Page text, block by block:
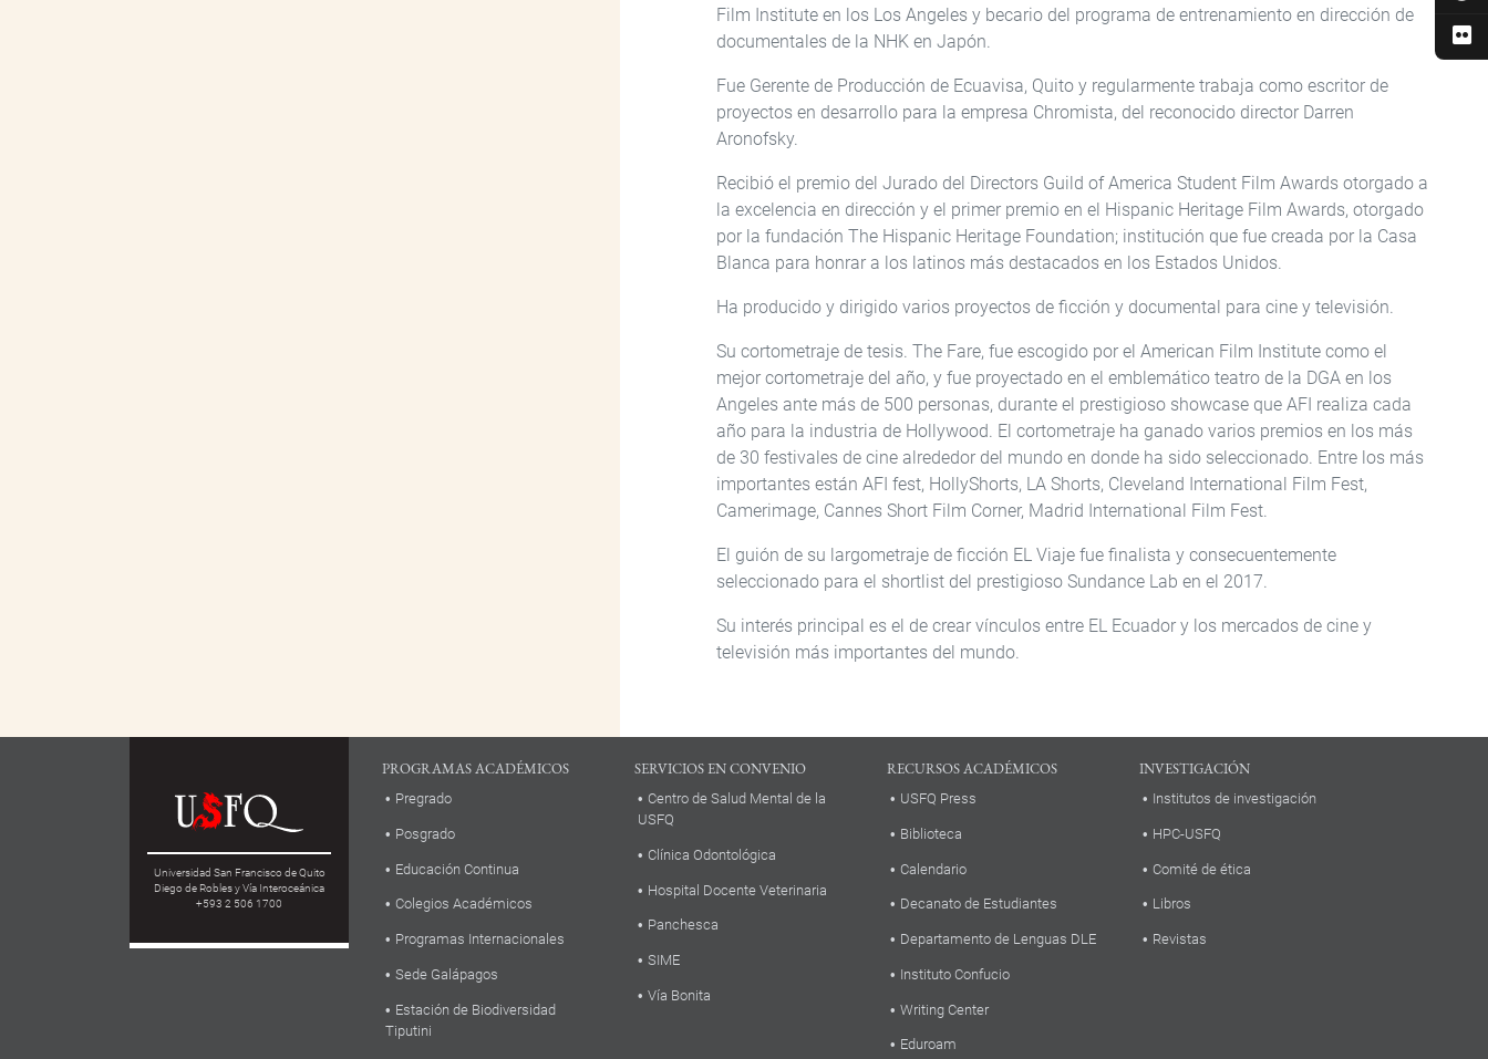
Film Institute en los Los Angeles y becario del programa de entrenamiento en dirección de
documentales de la NHK en Japón.
Fue Gerente de Producción de Ecuavisa, Quito y regularmente trabaja como escritor de
proyectos en desarrollo para la empresa Chromista, del reconocido director Darren
Aronofsky.
Recibió el premio del Jurado del Directors Guild of America Student Film Awards otorgado a
la excelencia en dirección y el primer premio en el Hispanic Heritage Film Awards, otorgado
por la fundación The Hispanic Heritage Foundation; institución que fue creada por la Casa
Blanca para honrar a los latinos más destacados en los Estados Unidos.
Ha producido y dirigido varios proyectos de ficción y documental para cine y televisión.
Su cortometraje de tesis. The Fare, fue escogido por el American Film Institute como el
mejor cortometraje del año, y fue proyectado en el emblemático teatro de la DGA en los
Angeles ante más de 500 personas, durante el prestigioso showcase que AFI realiza cada
año para la industria de Hollywood. El cortometraje ha ganado varios premios en los más
de 30 festivales de cine alrededor del mundo en donde ha sido seleccionado. Entre los más
importantes están AFI fest, HollyShorts, LA Shorts, Cleveland International Film Fest,
Camerimage, Cannes Short Film Corner, Madrid International Film Fest.
El guión de su largometraje de ficción EL Viaje fue finalista y consecuentemente
seleccionado para el shortlist del prestigioso Sundance Lab en el 2017.
Su interés principal es el de crear vínculos entre EL Ecuador y los mercados de cine y
televisión más importantes del mundo.
Universidad San Francisco de Quito
Diego de Robles y Vía Interoceánica
+593 2 506 1700
PROGRAMAS ACADÉMICOS
Pregrado
Posgrado
Educación Continua
Colegios Académicos
Programas Internacionales
Sede Galápagos
Estación de Biodiversidad
Tiputini
SERVICIOS EN CONVENIO
Centro de Salud Mental de la
USFQ
Clínica Odontológica
Hospital Docente Veterinaria
Panchesca
SIME
Vía Bonita
RECURSOS ACADÉMICOS
USFQ Press
Biblioteca
Calendario
Decanato de Estudiantes
Departamento de Lenguas DLE
Instituto Confucio
Writing Center
Eduroam
INVESTIGACIÓN
Institutos de investigación
HPC-USFQ
Comité de ética
Libros
Revistas